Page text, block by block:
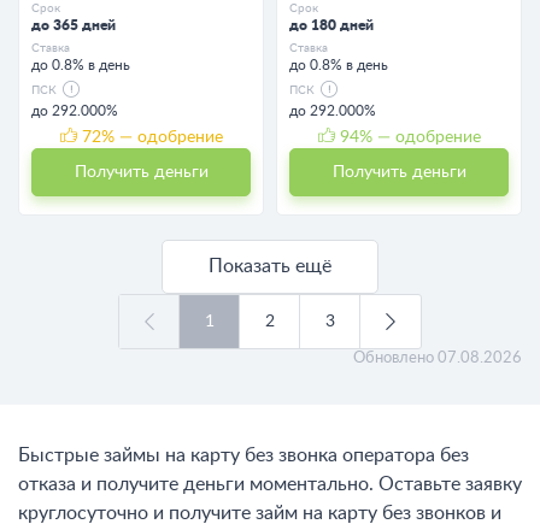
Срок
до 365 дней
Ставка
до 0.8% в день
ПСК
до 292.000%
72% — одобрение
Получить деньги
Срок
до 180 дней
Ставка
до 0.8% в день
ПСК
до 292.000%
94% — одобрение
Получить деньги
Показать ещё
1 2 3
Обновлено 07.08.2026
Быстрые займы на карту без звонка оператора без
отказа и получите деньги моментально. Оставьте заявку
круглосуточно и получите займ на карту без звонков и